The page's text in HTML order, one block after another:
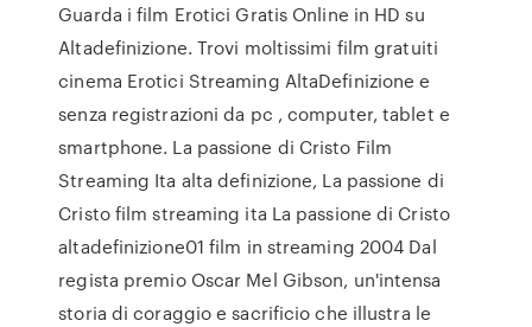
Guarda i film Erotici Gratis Online in HD su
Altadefinizione. Trovi moltissimi film gratuiti
cinema Erotici Streaming AltaDefinizione e
senza registrazioni da pc , computer, tablet e
smartphone. La passione di Cristo Film
Streaming Ita alta definizione, La passione di
Cristo film streaming ita La passione di Cristo
altadefinizione01 film in streaming 2004 Dal
regista premio Oscar Mel Gibson, un'intensa
storia di coraggio e sacrificio che illustra le